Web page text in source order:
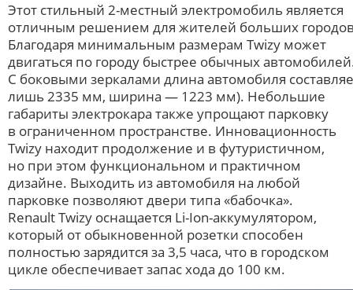
Этот стильный 2-местный электромобиль является
отличным решением для жителей больших
Благодаря минимальным размерам Twizy может
двигаться по городу быстрее обычных
С боковыми зеркалами длина автомобиля
лишь 2335 мм, ширина — 1223 мм). Небольшие
габариты электрокара также упрощают парковку
в ограниченном пространстве. Инновационность
Twizy находит продолжение и в футуристичном,
но при этом функциональном и практичном
дизайне. Выходить из автомобиля на любой
парковке позволяют двери типа «бабочка».
Renault Twizy оснащается Li-Ion-аккумулятором,
который от обыкновенной розетки способен
полностью зарядится за 3,5 часа, что в городском
цикле обеспечивает запас хода до 100 км.